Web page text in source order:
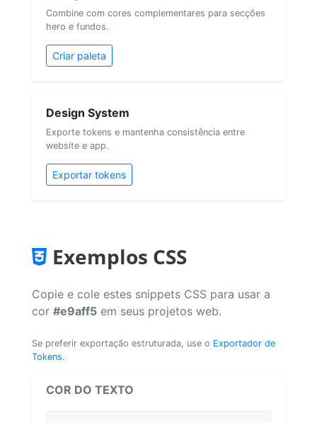
Combine com cores complementares para secções
hero e fundos.
Criar paleta
Design System
Exporte tokens e mantenha consistência entre
website e app.
Exportar tokens
Exemplos CSS
Copie e cole estes snippets CSS para usar a
cor #e9aff5 em seus projetos web.
Se preferir exportação estruturada, use o Exportador de
Tokens.
COR DO TEXTO